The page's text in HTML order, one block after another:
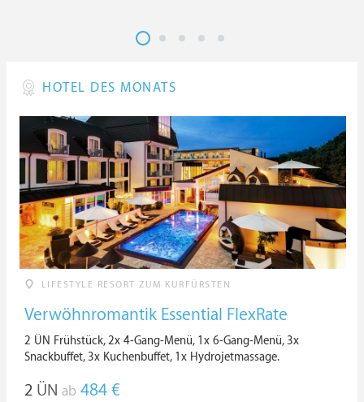
HOTEL DES MONATS
LIFESTYLE RESORT ZUM KURFÜRSTEN
Verwöhnromantik Essential FlexRate
2 ÜN Frühstück, 2x 4-Gang-Menü, 1x 6-Gang-Menü, 3x
Snackbuffet, 3x Kuchenbuffet, 1x Hydrojetmassage.
2 ÜN ab 484 €